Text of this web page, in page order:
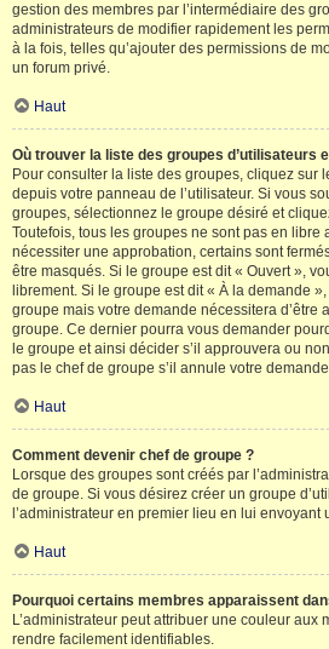
gestion des membres par l’intermédiaire des
administrateurs de modifier rapidement les
à la fois, telles qu’ajouter des permissions de
un forum privé.
Haut
Où trouver la liste des groupes d’utilisateurs
Pour consulter la liste des groupes, cliquez sur
depuis votre panneau de l’utilisateur. Si vous
groupes, sélectionnez le groupe désiré et
Toutefois, tous les groupes ne sont pas en libre
nécessiter une approbation, certains sont
être masqués. Si le groupe est dit « Ouvert »,
librement. Si le groupe est dit « À la demande
groupe mais votre demande nécessitera d’être
groupe. Ce dernier pourra vous demander
le groupe et ainsi décider s’il approuvera ou
pas le chef de groupe s’il annule votre
Haut
Comment devenir chef de groupe ?
Lorsque des groupes sont créés par
de groupe. Si vous désirez créer un groupe
l’administrateur en premier lieu en lui envoyant
Haut
Pourquoi certains membres apparaissent
L’administrateur peut attribuer une couleur aux
rendre facilement identifiables.